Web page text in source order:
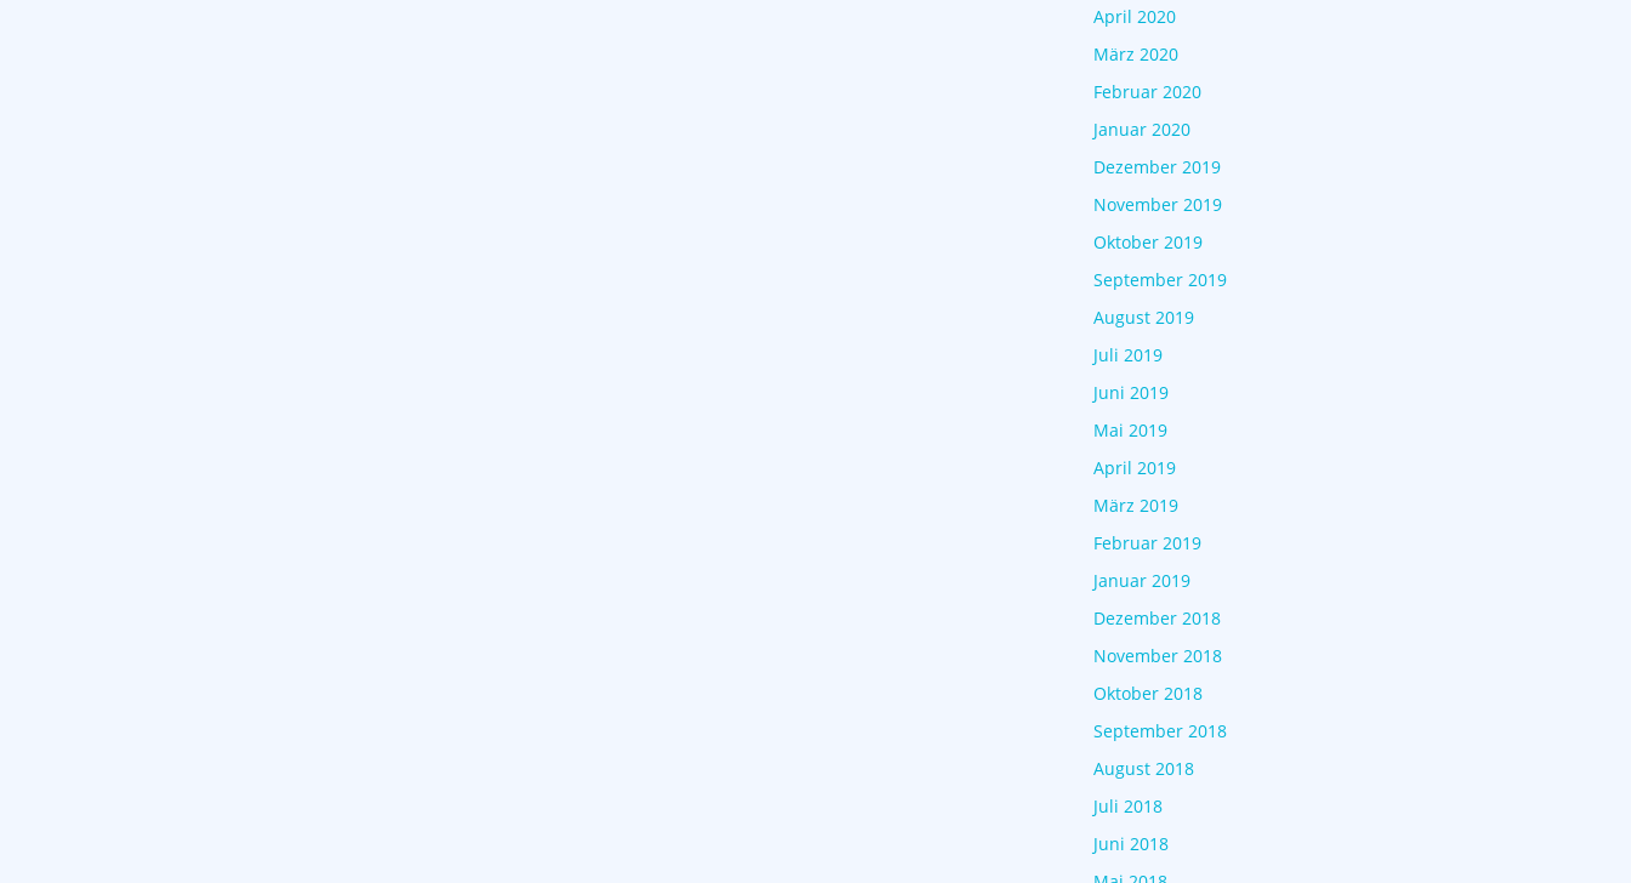
April 2020
März 2020
Februar 2020
Januar 2020
Dezember 2019
November 2019
Oktober 2019
September 2019
August 2019
Juli 2019
Juni 2019
Mai 2019
April 2019
März 2019
Februar 2019
Januar 2019
Dezember 2018
November 2018
Oktober 2018
September 2018
August 2018
Juli 2018
Juni 2018